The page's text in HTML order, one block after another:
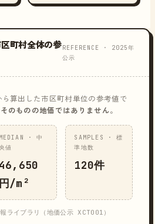
町村全体の参REFERENCE · 2025年
公示
算出した市区町村単位の参考値で
のものの地価ではありません。
MEDIAN · 中
値
46,650
円/m²
SAMPLES · 標
準地数
120件
イブラリ（地価公示 XCT001）